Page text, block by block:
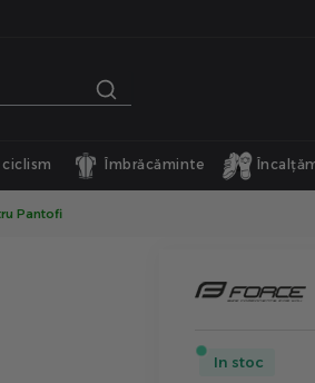
Îmbrăcăminte
Pantofi
In stoc